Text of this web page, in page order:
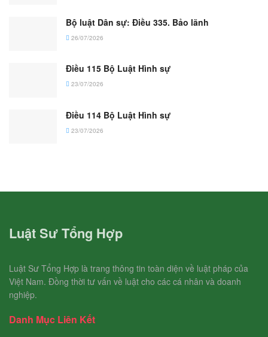
Bộ luật Dân sự: Điều 335. Bảo lãnh
26/07/2026
Điều 115 Bộ Luật Hình sự
23/07/2026
Điều 114 Bộ Luật Hình sự
23/07/2026
Luật Sư Tổng Hợp
Luật Sư Tổng Hợp là trang thông tin toàn diện về luật pháp của
Việt Nam. Đồng thời tư vấn về luật cho các cá nhân và doanh
nghiệp.
Danh Mục Liên Kết